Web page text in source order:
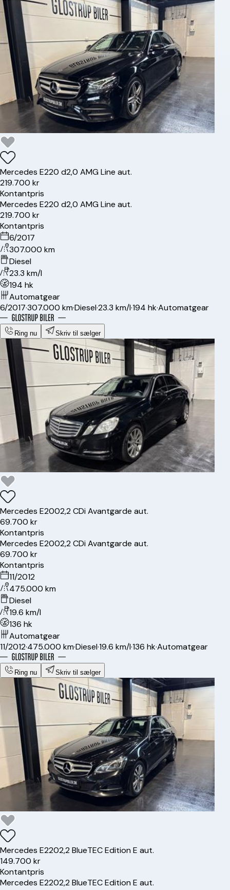
Mercedes E220 d2,0 AMG Line aut.
219.700 kr
Kontantpris
Mercedes E220 d2,0 AMG Line aut.
219.700 kr
Kontantpris
6/2017
307.000 km
Diesel
23.3 km/l
194 hk
Automatgear
6/2017·307.000 km·Diesel·23.3 km/l·194 hk·Automatgear
Ring nu Skriv til sælger
Mercedes E2002,2 CDi Avantgarde aut.
69.700 kr
Kontantpris
Mercedes E2002,2 CDi Avantgarde aut.
69.700 kr
Kontantpris
11/2012
475.000 km
Diesel
19.6 km/l
136 hk
Automatgear
11/2012·475.000 km·Diesel·19.6 km/l·136 hk·Automatgear
Ring nu Skriv til sælger
Mercedes E2202,2 BlueTEC Edition E aut.
149.700 kr
Kontantpris
Mercedes E2202,2 BlueTEC Edition E aut.